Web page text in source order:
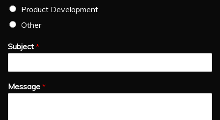
Product Development
Other
Subject *
Message *